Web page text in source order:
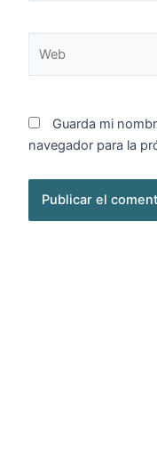
Guarda mi
navegador para la